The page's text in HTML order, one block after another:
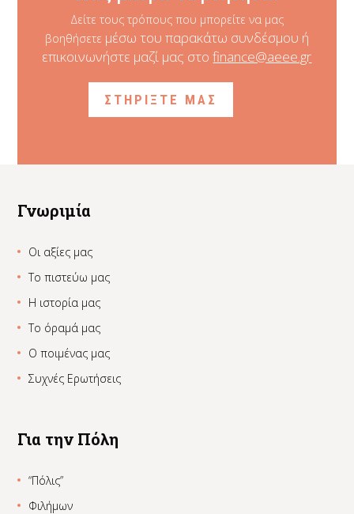
Δείτε τους τρόπους που μπορείτε να μας
βοηθήσετε μέσω του παρακάτω συνδέσμου ή
επικοινωνήστε μαζί μας στοfinance@aeee.gr
ΣΤΗΡΙΞΤΕ ΜΑΣ
Γνωριμία
Οι αξίες μας
Το πιστεύω μας
Η ιστορία μας
Το όραμά μας
Ο ποιμένας μας
Συχνές Ερωτήσεις
Για την Πόλη
“Πόλις”
Φιλήμων